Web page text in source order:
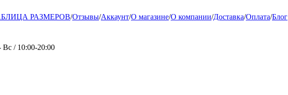
РАЗМЕРОВ/Отзывы/Аккаунт/О магазине/О компании/Доставка/Оплата/Блог
/ 10:00-20:00